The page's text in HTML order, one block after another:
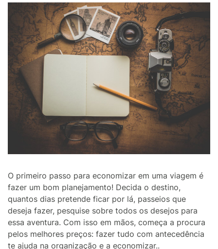
O primeiro passo para economizar em uma viagem é
fazer um bom planejamento! Decida o destino,
quantos dias pretende ficar por lá, passeios que
deseja fazer, pesquise sobre todos os desejos para
essa aventura. Com isso em mãos, começa a procura
pelos melhores preços: fazer tudo com antecedência
te ajuda na organização e a economizar..